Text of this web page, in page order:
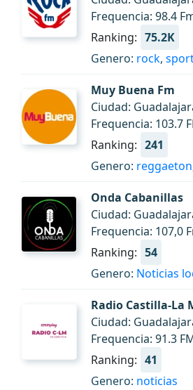
Frequencia: 98.4
Ranking: 75.2K
Genero: rock,
Muy Buena Fm
Ciudad:
Frequencia: 103.7
Ranking: 241
Genero: reggaeton
Onda Cabanillas
Ciudad:
Frequencia: 107,0
Ranking: 54
Genero: Noticias
Radio Castilla-La
Ciudad:
Frequencia: 91.3
Ranking: 41
Genero: noticias